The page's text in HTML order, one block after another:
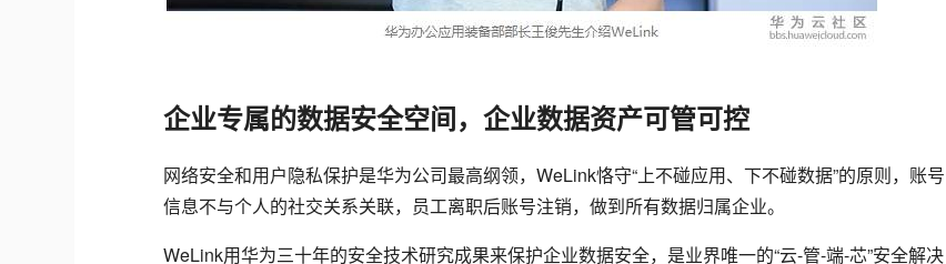
企业专属的数据安全空间，企业数据资产可管可控
网络安全和用户隐私保护是华为公司最高纲领，WeLink恪守“上不碰应用、下不碰数据”的原则，账号
信息不与个人的社交关系关联，员工离职后账号注销，做到所有数据归属企业。
WeLink用华为三十年的安全技术研究成果来保护企业数据安全，是业界唯一的“云-管-端-芯”安全解决